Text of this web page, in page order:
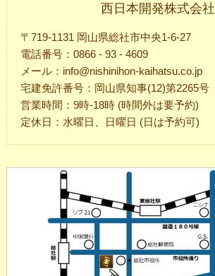
西日本開発株式会社
〒719-1131 岡山県総社市中央1-6-27
電話番号：0866 - 93 - 4609
メール：info@nishinihon-kaihatsu.co.jp
宅建免許番号：岡山県知事(12)第2265号
営業時間：9時-18時 (時間外は要予約)
定休日：水曜日、日曜日 (日は予約可)